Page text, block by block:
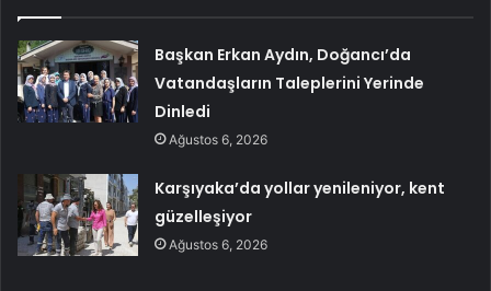
Başkan Erkan Aydın, Doğancı’da
Vatandaşların Taleplerini Yerinde
Dinledi
Ağustos 6, 2026
Karşıyaka’da yollar yenileniyor, kent
güzelleşiyor
Ağustos 6, 2026